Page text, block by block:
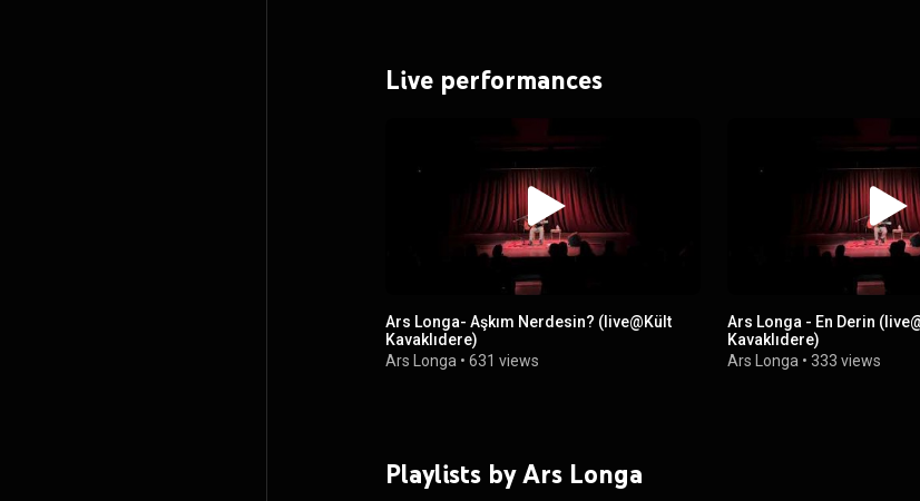
Live performances
Ars Longa- Aşkım Nerdesin? (live@Kült
Kavaklıdere)
Ars Longa • 631 views
Ars Longa - En Derin
Kavaklıdere)
Ars Longa •333 views
Playlists by Ars Longa